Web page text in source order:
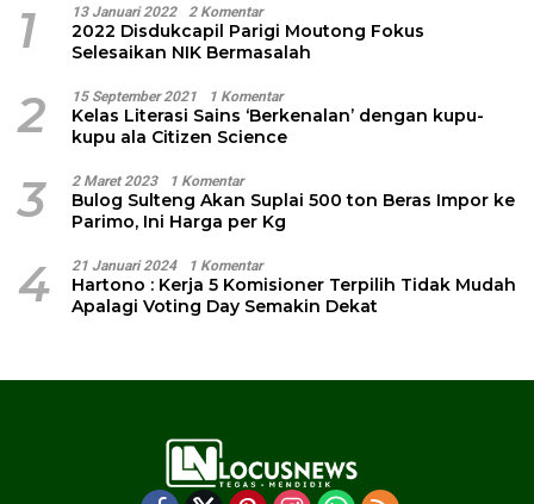
1 13 Januari 2022 2 Komentar
2022 Disdukcapil Parigi Moutong Fokus
Selesaikan NIK Bermasalah
2 15 September 2021 1 Komentar
Kelas Literasi Sains ‘Berkenalan’ dengan kupu-
kupu ala Citizen Science
3 2 Maret 2023 1 Komentar
Bulog Sulteng Akan Suplai 500 ton Beras Impor ke
Parimo, Ini Harga per Kg
4 21 Januari 2024 1 Komentar
Hartono : Kerja 5 Komisioner Terpilih Tidak Mudah
Apalagi Voting Day Semakin Dekat